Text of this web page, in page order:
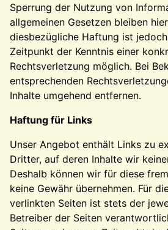
Sperrung der Nutzung von
allgemeinen Gesetzen bleiben
diesbezügliche Haftung ist
Zeitpunkt der Kenntnis einer
Rechtsverletzung möglich. Bei
entsprechenden
Inhalte umgehend entfernen.
Haftung für Links
Unser Angebot enthält Links zu
Dritter, auf deren Inhalte wir
Deshalb können wir für diese
keine Gewähr übernehmen. Für
verlinkten Seiten ist stets der
Betreiber der Seiten